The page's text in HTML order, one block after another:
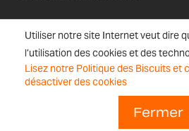
Utiliser notre site Internet veut dire
l’utilisation des cookies et des
Lisez notre Politique des Biscuits et
désactiver des cookies
Fermer
États-Unis
Conditions
Générales de
Accessibilité, Cookies
et Informations sur le
Copyright © 2026 Adam Equipment